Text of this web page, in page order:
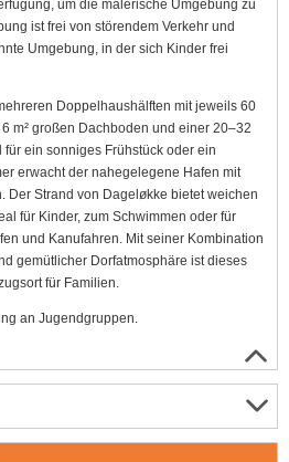
um die malerische Umgebung zu
ist frei von störendem Verkehr und
Umgebung, in der sich Kinder frei
Doppelhaushälften mit jeweils 60
m² großen Dachboden und einer 20–32
ein sonniges Frühstück oder ein
erwacht der nahegelegene Hafen mit
Der Strand von Dageløkke bietet weichen
für Kinder, zum Schwimmen oder für
und Kanufahren. Mit seiner Kombination
gemütlicher Dorfatmosphäre ist dieses
für Familien.
an Jugendgruppen.